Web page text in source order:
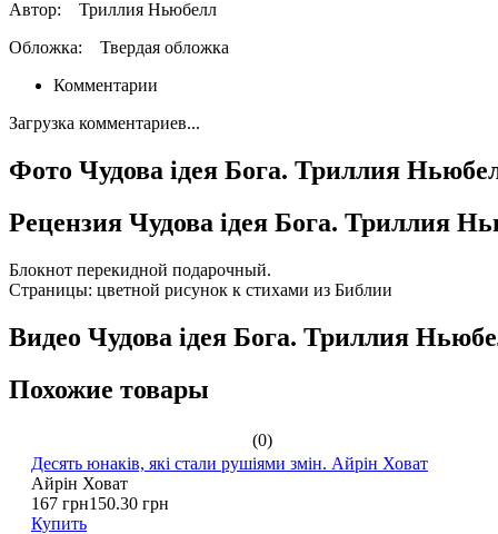
Автор:
Триллия Ньюбелл
Обложка: Твердая обложка
Комментарии
Загрузка комментариев...
Фото Чудова ідея Бога. Триллия
Рецензия Чудова ідея Бога. Триллия
Блокнот перекидной подарочный.
Страницы: цветной рисунок к стихами из Библии
Видео Чудова ідея Бога. Триллия
Похожие товары
(0)
Десять юнаків, які стали рушіями змін. Айрін Ховат
Айрін Ховат
167 грн150.30 грн
Купить